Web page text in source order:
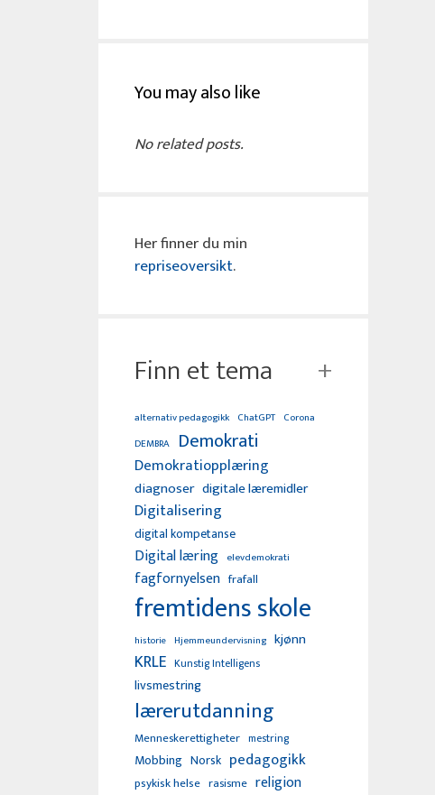
You may also like
No related posts.
Her finner du min
repriseoversikt.
Finn et tema
alternativ pedagogikk ChatGPT Corona
DEMBRA Demokrati
Demokratiopplæring
diagnoser digitale læremidler
Digitalisering
digital kompetanse
Digital læring elevdemokrati
fagfornyelsen frafall
fremtidens skole
historie Hjemmeundervisning kjønn
KRLE Kunstig Intelligens
livsmestring
lærerutdanning
Menneskerettigheter mestring
Mobbing Norsk pedagogikk
psykisk helse rasisme religion